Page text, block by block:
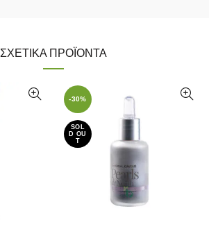
ΣΧΕΤΙΚΆ ΠΡΟΪΌΝΤΑ
-30%
SOL
D OU
T